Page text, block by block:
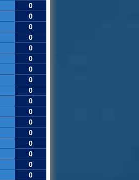
0
0
0
0
0
0
0
0
0
0
0
0
0
0
0
0
0